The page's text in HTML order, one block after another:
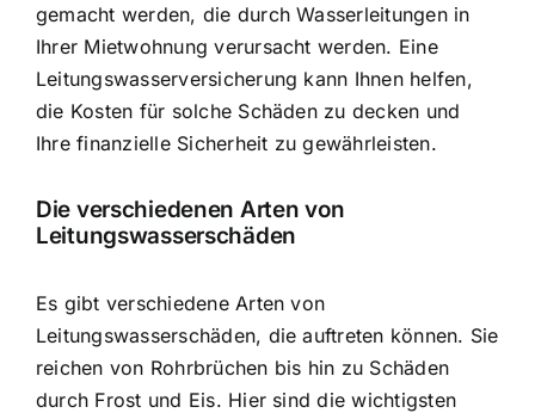
gemacht werden, die durch Wasserleitungen in
Ihrer Mietwohnung verursacht werden. Eine
Leitungswasserversicherung kann Ihnen helfen,
die Kosten für solche Schäden zu decken und
Ihre finanzielle Sicherheit zu gewährleisten.
Die verschiedenen Arten von
Leitungswasserschäden
Es gibt verschiedene Arten von
Leitungswasserschäden, die auftreten können. Sie
reichen von Rohrbrüchen bis hin zu Schäden
durch Frost und Eis. Hier sind die wichtigsten